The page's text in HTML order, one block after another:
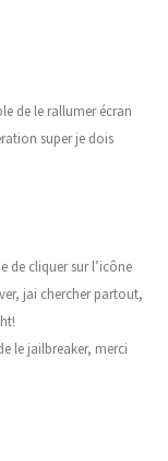
de le rallumer écran
super je dois
de cliquer sur l’icône
jai chercher partout,
le jailbreaker, merci